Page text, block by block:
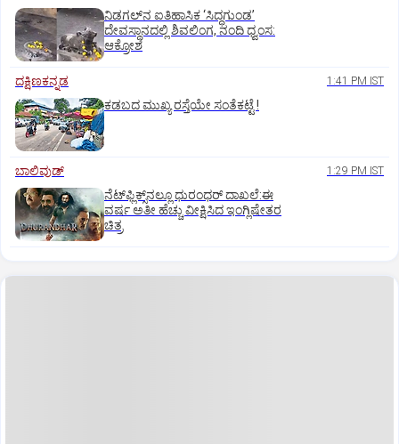
ನಿಡಗಲ್‌ನ ಐತಿಹಾಸಿಕ ‘ಸಿದ್ಧಗುಂಡ’
ದೇವಸ್ಥಾನದಲ್ಲಿ ಶಿವಲಿಂಗ, ನಂದಿ ಧ್ವಂಸ:
ಆಕ್ರೋಶ
ದಕ್ಷಿಣಕನ್ನಡ 1:41 PM IST
ಕಡಬದ ಮುಖ್ಯ ರಸ್ತೆಯೇ ಸಂತೆಕಟ್ಟೆ !
ಬಾಲಿವುಡ್‌ 1:29 PM IST
ನೆಟ್‌ಫ್ಲಿಕ್ಸ್‌ನಲ್ಲೂ ಧುರಂಧರ್‌ ದಾಖಲೆ:ಈ
ವರ್ಷ ಅತೀ ಹೆಚ್ಚು ವೀಕ್ಷಿಸಿದ ಇಂಗ್ಲಿಷೇತರ
ಚಿತ್ರ